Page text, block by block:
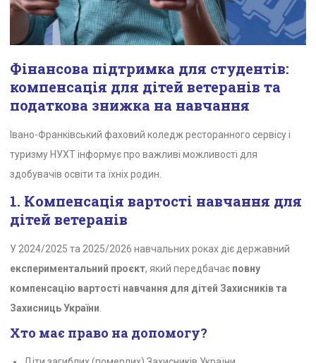
Фінансова підтримка для студентів:
компенсація для дітей ветеранів та
податкова знижка на навчання
Івано-Франківський фаховий коледж ресторанного сервісу і
туризму НУХТ інформує про важливі можливості для
здобувачів освіти та їхніх родин.
1. Компенсація вартості навчання для
дітей ветеранів
У 2024/2025 та 2025/2026 навчальних роках діє державний
експериментальний проєкт, який передбачає повну
компенсацію вартості навчання для дітей Захисників та
Захисниць України
Хто має право на допомогу?